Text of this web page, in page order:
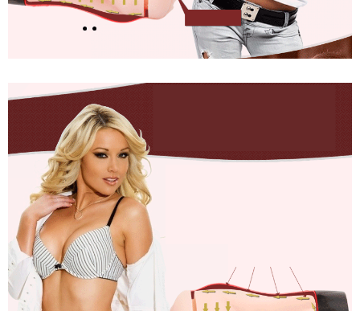
Thủ
Tường
Rung
Siêu
Khít
Cho
Nam
AD45B